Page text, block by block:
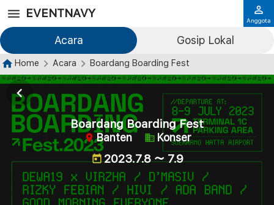
EVENTNAVY
Acara Gosip Lokal
Anggota
Home Acara Boardang Boarding Fest
Boardang Boarding Fest
Banten Konser
2023.7.8 ～ 7.9